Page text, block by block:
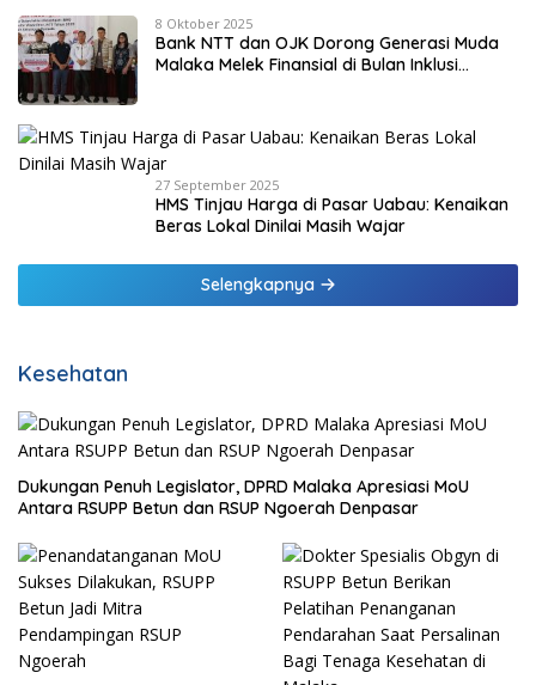
8 Oktober 2025
Bank NTT dan OJK Dorong Generasi Muda
Malaka Melek Finansial di Bulan Inklusi
27 September 2025
HMS Tinjau Harga di Pasar Uabau: Kenaikan
Beras Lokal Dinilai Masih Wajar
Selengkapnya
Kesehatan
Dukungan Penuh Legislator, DPRD Malaka Apresiasi MoU
Antara RSUPP Betun dan RSUP Ngoerah Denpasar